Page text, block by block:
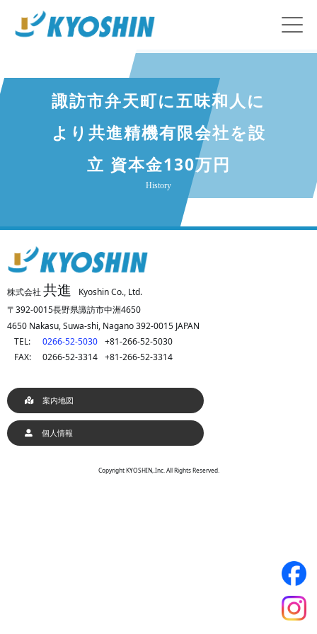
諏訪市弁天町に五味和人に
より共進精機有限会社を設
立 資本金130万円
History
株式会社共進
Kyoshin Co., Ltd.
〒392-0015長野県諏訪市中洲4650
4650 Nakasu, Suwa-shi, Nagano 392-0015 JAPAN
TEL:
0266-52-5030 +81-266-52-5030
FAX:
0266-52-3314 +81-266-52-3314
案内地図
個人情報
Copyright KYOSHIN,.Inc. All Rights Reserved.